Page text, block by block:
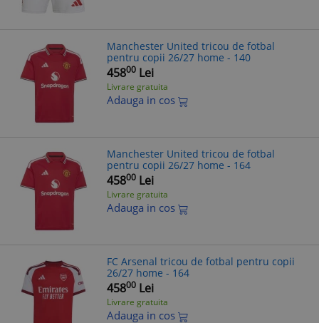
Manchester United tricou de fotbal
pentru copii 26/27 home - 140
45800 Lei
Livrare gratuita
Adauga in cos
Manchester United tricou de fotbal
pentru copii 26/27 home - 164
45800 Lei
Livrare gratuita
Adauga in cos
FC Arsenal tricou de fotbal pentru copii
26/27 home - 164
45800 Lei
Livrare gratuita
Adauga in cos